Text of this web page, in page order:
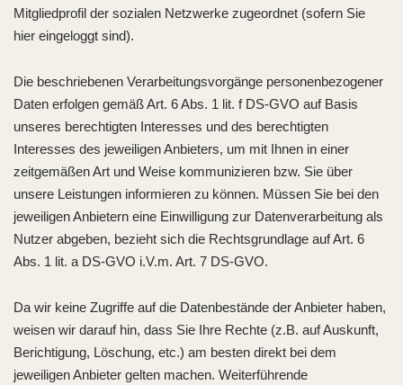
Mitgliedprofil der sozialen Netzwerke zugeordnet (sofern Sie
hier eingeloggt sind).
Die beschriebenen Verarbeitungsvorgänge personenbezogener
Daten erfolgen gemäß Art. 6 Abs. 1 lit. f DS-GVO auf Basis
unseres berechtigten Interesses und des berechtigten
Interesses des jeweiligen Anbieters, um mit Ihnen in einer
zeitgemäßen Art und Weise kommunizieren bzw. Sie über
unsere Leistungen informieren zu können. Müssen Sie bei den
jeweiligen Anbietern eine Einwilligung zur Datenverarbeitung als
Nutzer abgeben, bezieht sich die Rechtsgrundlage auf Art. 6
Abs. 1 lit. a DS-GVO i.V.m. Art. 7 DS-GVO.
Da wir keine Zugriffe auf die Datenbestände der Anbieter haben,
weisen wir darauf hin, dass Sie Ihre Rechte (z.B. auf Auskunft,
Berichtigung, Löschung, etc.) am besten direkt bei dem
jeweiligen Anbieter gelten machen. Weiterführende